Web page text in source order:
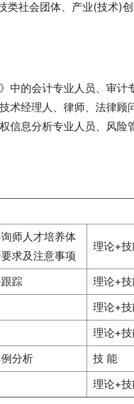
类社会团体、产业(技术)
中的会计专业人员、审计
术经理人、律师、法律顾
信息分析专业人员、风险
师人才培养体
求及注意事项
理论+
踪 理论+
理论+
理论+
分析 技 能
理论+